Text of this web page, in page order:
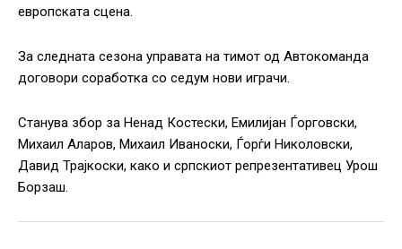
европската сцена.
За следната сезона управата на тимот од Автокоманда
договори соработка со седум нови играчи.
Станува збор за Ненад Костески, Емилијан Ѓорговски,
Михаил Аларов, Михаил Иваноски, Ѓорѓи Николовски,
Давид Трајкоски, како и српскиот репрезентативец Урош
Борзаш.